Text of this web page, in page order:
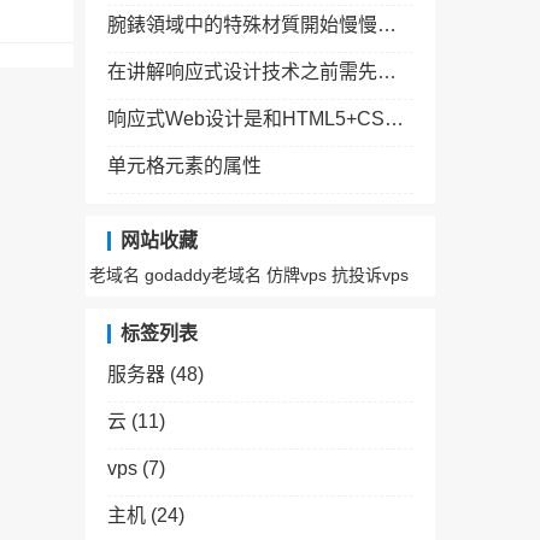
腕錶領域中的特殊材質開始慢慢轉化為更常規化
在讲解响应式设计技术之前需先了解物理设备中关于屏幕适配的常用术语
响应式Web设计是和HTML5+CSS3互相配合与支持的
单元格元素的属性
网站收藏
老域名 godaddy老域名 仿牌vps 抗投诉vps
标签列表
服务器 (48)
云 (11)
vps (7)
主机 (24)